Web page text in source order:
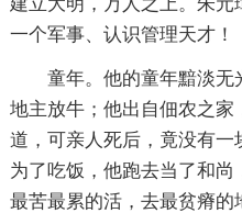
一个军事、认识管理天才！
童年。他的童年黯淡无
地主放牛；他出自佃农之
道，可亲人死后，竟没有一
为了吃饭，他跑去当了和
最苦最累的活，去最贫瘠的